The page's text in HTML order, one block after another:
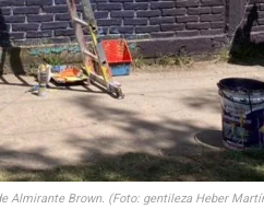
Almirante Brown. (Foto: gentileza Heber